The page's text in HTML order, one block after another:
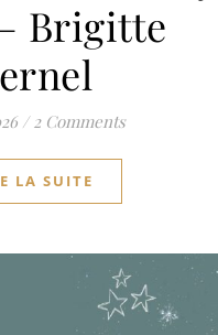
Brigitte
/ 2 Comments
LA SUITE